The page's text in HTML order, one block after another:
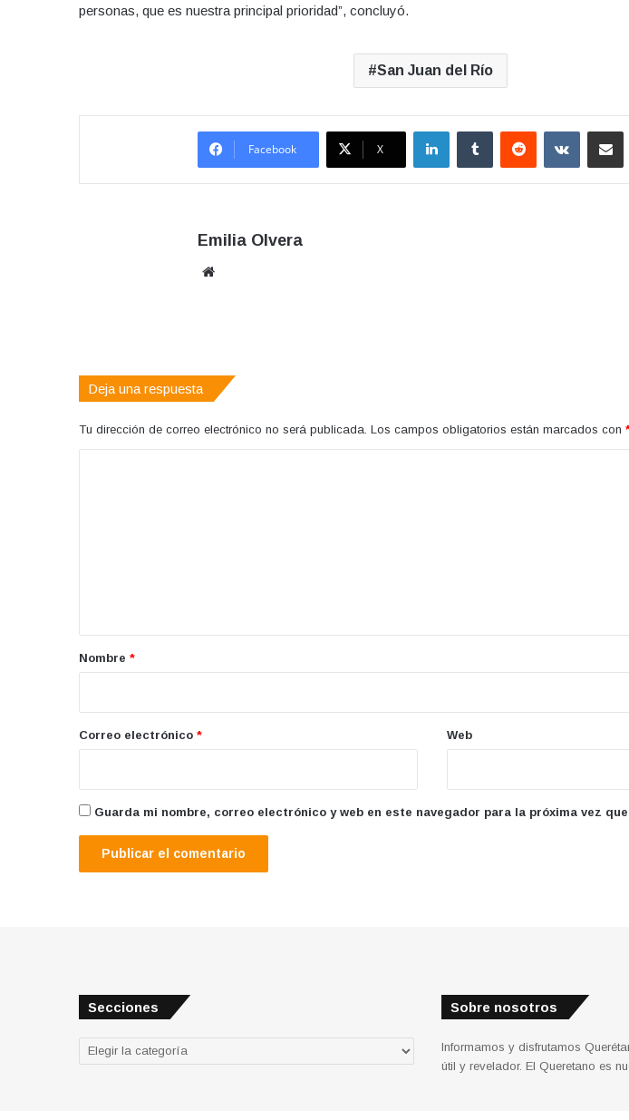
personas, que es nuestra principal prioridad”, concluyó.
San Juan del Río
Facebook X
LinkedInTumblr Reddit
Emilia Olvera
Deja una respuesta
Tu dirección de correo electrónico no será publicada. Los campos obligatorios están marcados con
r
*
Nombre *
Correo electrónico * Web
Guarda mi nombre, correo electrónico y web en este navegador para la próxima vez
Secciones
Secciones
Sobre nosotros
Informamos y disfrutamos
útil y revelador. El Queretano es